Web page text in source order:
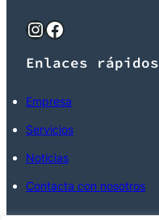
InstagramFacebook
Enlaces rápidos
Empresa
Servicios
Noticias
Contacta con nosotros